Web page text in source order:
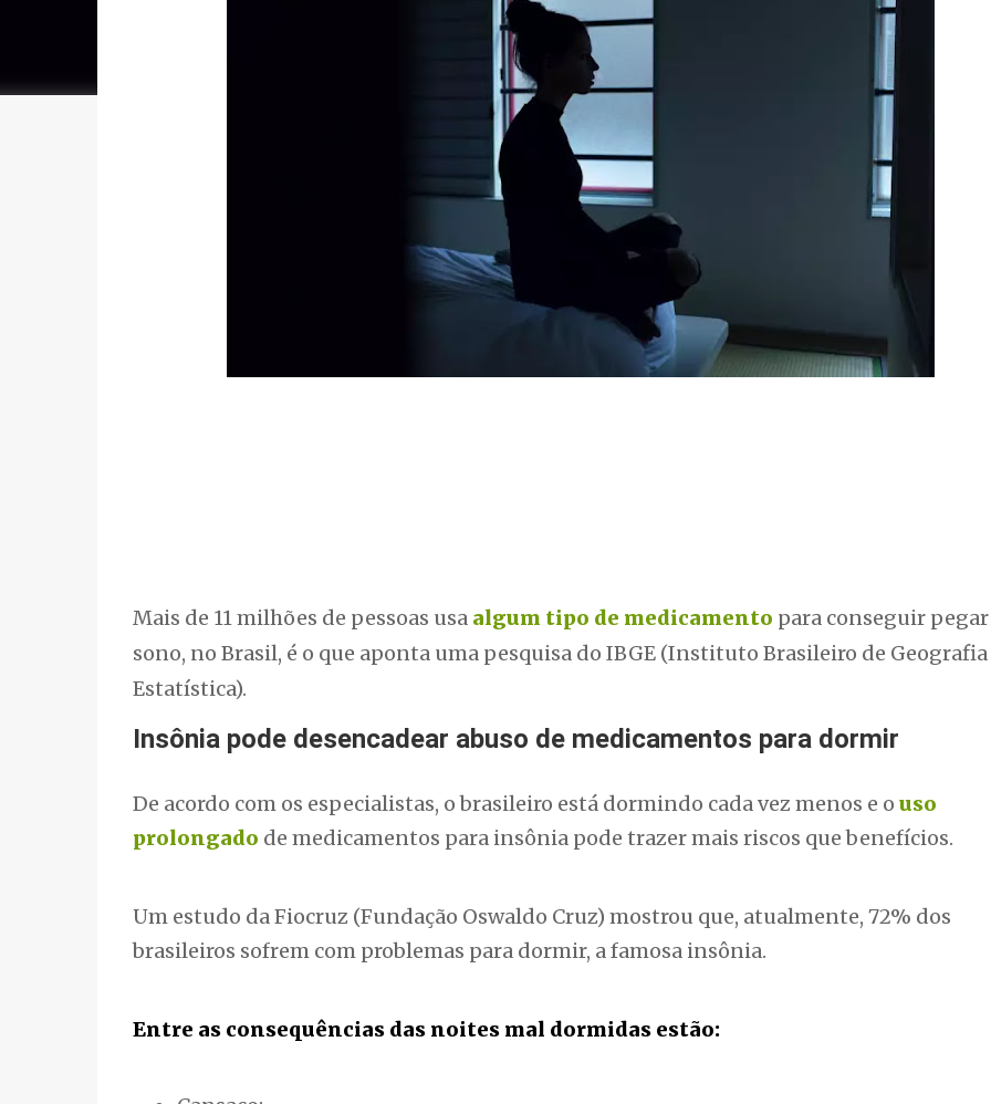
Mais de 11 milhões de pessoas usa algum tipo de medicamento para conseguir
sono, no Brasil, é o que aponta uma pesquisa do IBGE (Instituto Brasileiro de Geografia
Estatística).
Insônia pode desencadear abuso de medicamentos para dormir
De acordo com os especialistas, o brasileiro está dormindo cada vez menos e o uso
prolongado de medicamentos para insônia pode trazer mais riscos que benefícios.
Um estudo da Fiocruz (Fundação Oswaldo Cruz) mostrou que, atualmente, 72% dos
brasileiros sofrem com problemas para dormir, a famosa insônia.
Entre as consequências das noites mal dormidas estão: